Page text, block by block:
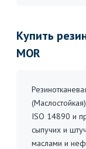
Купить
MOR
ISO 14890 и
сыпучих и
маслами и